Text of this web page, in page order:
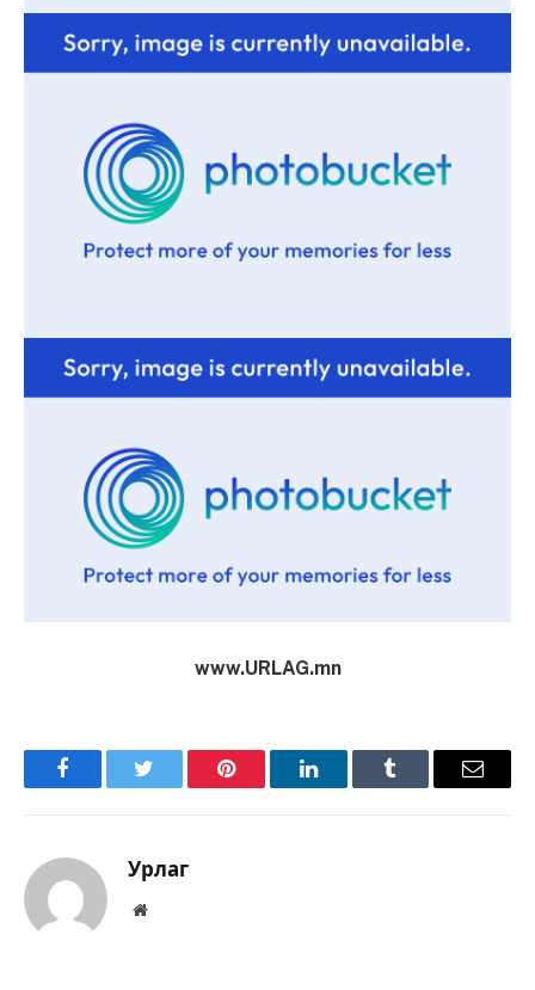
www.URLAG.mn
FacebookTwitter Pinterest LinkedInTumblr Имэйл
Урлаг
Вэбсайт